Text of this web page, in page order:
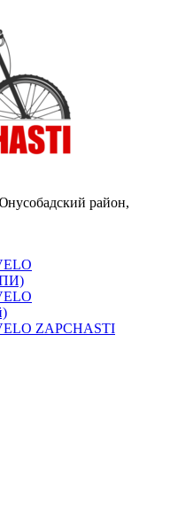
район,
ZAPCHASTI